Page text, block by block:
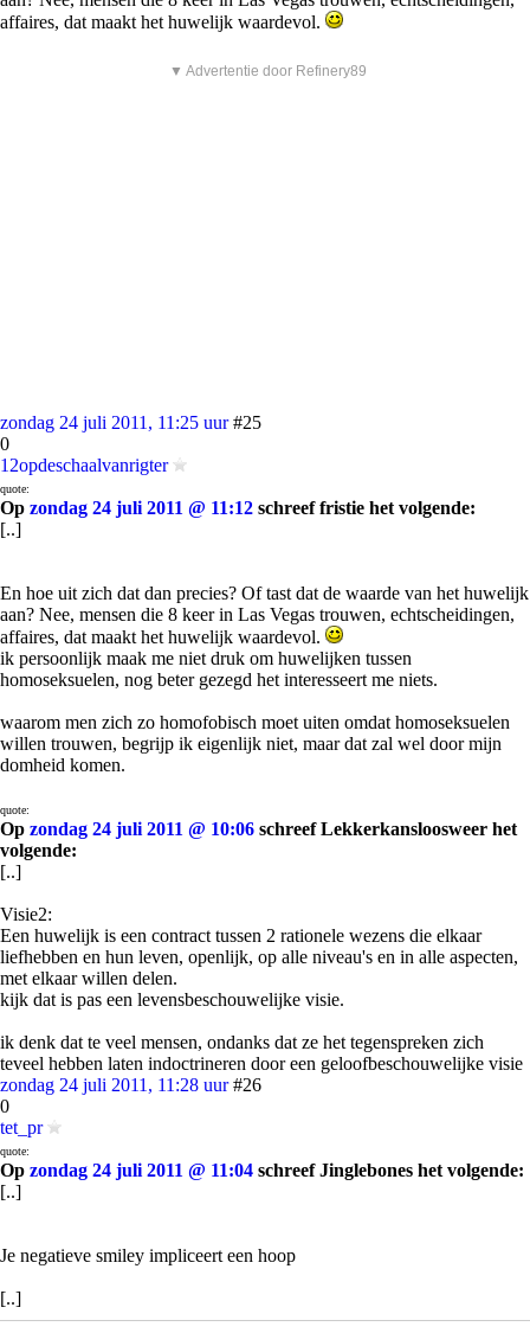
affaires, dat maakt het huwelijk waardevol.
▼ Advertentie door Refinery89
zondag 24 juli 2011, 11:25 uur #25
0
12opdeschaalvanrigter
quote:
Op zondag 24 juli 2011 @ 11:12 schreef fristie het volgende:
[..]
En hoe uit zich dat dan precies? Of tast dat de waarde van het huwelijk
aan? Nee, mensen die 8 keer in Las Vegas trouwen, echtscheidingen,
affaires, dat maakt het huwelijk waardevol.
ik persoonlijk maak me niet druk om huwelijken tussen
homoseksuelen, nog beter gezegd het interesseert me niets.
waarom men zich zo homofobisch moet uiten omdat homoseksuelen
willen trouwen, begrijp ik eigenlijk niet, maar dat zal wel door mijn
domheid komen.
quote:
Op zondag 24 juli 2011 @ 10:06 schreef Lekkerkansloosweer het
volgende:
[..]
Visie2:
Een huwelijk is een contract tussen 2 rationele wezens die elkaar
liefhebben en hun leven, openlijk, op alle niveau's en in alle aspecten,
met elkaar willen delen.
kijk dat is pas een levensbeschouwelijke visie.
ik denk dat te veel mensen, ondanks dat ze het tegenspreken zich
teveel hebben laten indoctrineren door een geloofbeschouwelijke visie
zondag 24 juli 2011, 11:28 uur #26
0
tet_pr
quote:
Op zondag 24 juli 2011 @ 11:04 schreef Jinglebones het volgende:
[..]
Je negatieve smiley impliceert een hoop
[..]